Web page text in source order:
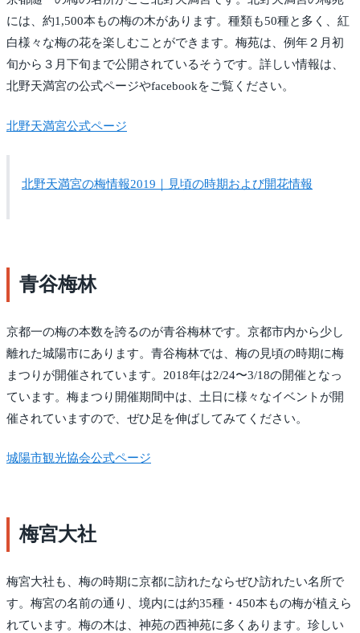
には、約1,500本もの梅の木があります。種類も50種と多く、紅
白様々な梅の花を楽しむことができます。梅苑は、例年２月初
旬から３月下旬まで公開されているそうです。詳しい情報は、
北野天満宮の公式ページやfacebookをご覧ください。
北野天満宮公式ページ
北野天満宮の梅情報2019｜見頃の時期および開花情報
青谷梅林
京都一の梅の本数を誇るのが青谷梅林です。京都市内から少し
離れた城陽市にあります。青谷梅林では、梅の見頃の時期に梅
まつりが開催されています。2018年は2/24〜3/18の開催となっ
ています。梅まつり開催期間中は、土日に様々なイベントが開
催されていますので、ぜひ足を伸ばしてみてください。
城陽市観光協会公式ページ
梅宮大社
梅宮大社も、梅の時期に京都に訪れたならぜひ訪れたい名所で
す。梅宮の名前の通り、境内には約35種・450本もの梅が植えら
れています。梅の木は、神苑の西神苑に多くあります。珍しい